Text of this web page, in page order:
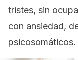
tristes, sin
con ansiedad,
psicosomáticos.